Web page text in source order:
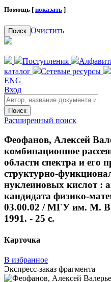
Помощь [ показать ]
Поиск Очистить
Поступления
каталог
Сетевые ресурсы
ENG
Вход
Поиск
Расширенный поиск
Феофанов, Алексей
комбинационное
области спектра и его
структурно-
нуклеиновых кислот :
кандидата физико-
03.00.02 / МГУ им. М.
1991. - 25 с.
Карточка
В избранное
Экспресс-заказ фрагмента